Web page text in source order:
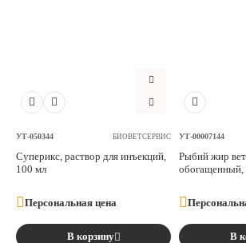
УТ-050344 БИОВЕТСЕРВИС
Суперикс, раствор для инъекций,
100 мл
Персональная цена
В корзину
УТ-00007144
Рыбий жир
обогащенный,
В